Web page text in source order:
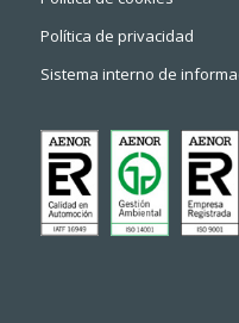
Política de privacidad
Sistema interno de